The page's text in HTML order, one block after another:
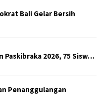
Bali Gelar Bersih
Paskibraka 2026, 75 Sisw…
Penanggulangan